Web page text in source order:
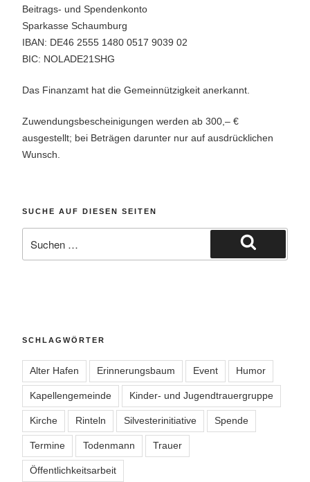
Beitrags- und Spendenkonto
Sparkasse Schaumburg
IBAN: DE46 2555 1480 0517 9039 02
BIC: NOLADE21SHG
Das Finanzamt hat die Gemeinnützigkeit anerkannt.
Zuwendungsbescheinigungen werden ab 300,– €
ausgestellt; bei Beträgen darunter nur auf ausdrücklichen
Wunsch.
SUCHE AUF DIESEN SEITEN
nach:
Suchen
SCHLAGWÖRTER
Alter Hafen Erinnerungsbaum Event Humor
Kapellengemeinde Kinder- und Jugendtrauergruppe
Kirche Rinteln Silvesterinitiative Spende
Termine Todenmann Trauer
Öffentlichkeitsarbeit